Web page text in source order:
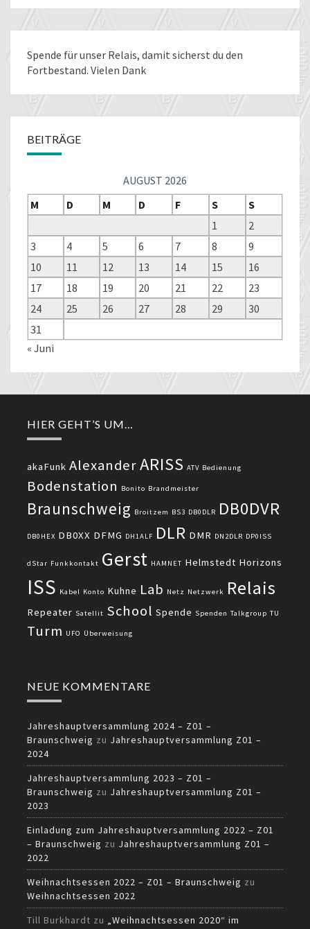
Spende für unser Relais, damit sicherst du den
Fortbestand. Vielen Dank
BEITRÄGE
AUGUST 2026
M
D M D F S
S
1
2
3
4 5 6 7 8
9
10
11 12 13 14 15
16
17
18 19 20 21 22
23
24
25 26 27 28 29
30
31
« Juni
HIER GEHT’S UM…
akaFunk AlexanderARISS ATV Bedienung
Bodenstation Bonito Brandmeister
Braunschweig Broitzem BS3 DB0DLR DB0DVR
DB0HEX DB0XX DFMG DH1ALF DLR DMR DN2DLR DP0ISS
dStar Funkkontakt Gerst HAMNET Helmstedt Horizons
ISS Kabel Konto Kuhne Lab Netz Netzwerk Relais
Repeater Satellit School Spende Spenden Talkgroup TU
Turm UFO Überweisung
NEUE KOMMENTARE
Jahreshauptversammlung 2024 – Z01 –
Braunschweig zu Jahreshauptversammlung Z01 –
2024
Jahreshauptversammlung 2023 – Z01 –
Braunschweig zu Jahreshauptversammlung Z01 –
2023
Einladung zum Jahreshauptversammlung 2022 – Z01
– Braunschweig zu Jahreshauptversammlung Z01 –
2022
Weihnachtsessen 2022 – Z01 – Braunschweig zu
Weihnachtsessen 2022
Till Burkhardt zu „Weihnachtsessen 2020“ im